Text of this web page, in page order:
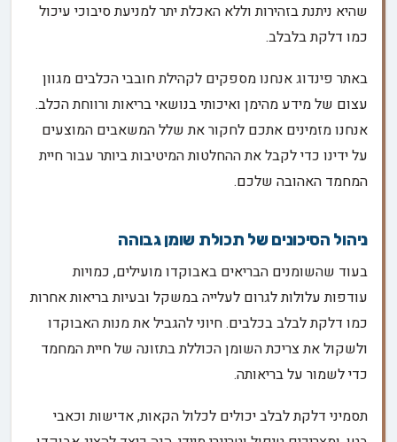
שהיא ניתנת בזהירות וללא האכלת יתר למניעת סיבוכי עיכול
כמו דלקת בלבלב.
באתר פינדוג אנחנו מספקים לקהילת חובבי הכלבים מגוון
עצום של מידע מהימן ואיכותי בנושאי בריאות ורווחת הכלב.
אנחנו מזמינים אתכם לחקור את שלל המשאבים המוצעים
על ידינו כדי לקבל את ההחלטות המיטיבות ביותר עבור חיית
המחמד האהובה שלכם.
ניהול הסיכונים של תכולת שומן גבוהה
בעוד שהשומנים הבריאים באבוקדו מועילים, כמויות
עודפות עלולות לגרום לעלייה במשקל ובעיות בריאות אחרות
כמו דלקת לבלב בכלבים. חיוני להגביל את מנות האבוקדו
ולשקול את צריכת השומן הכוללת בתזונה של חיית המחמד
כדי לשמור על בריאותה.
תסמיני דלקת לבלב יכולים לכלול הקאות, אדישות וכאבי